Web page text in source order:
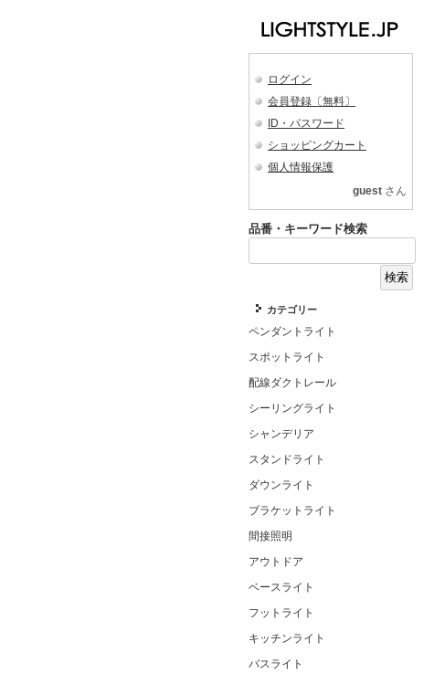
ログイン
会員登録〔無料〕
ID・パスワード
ショッピングカート
個人情報保護
guest さん
品番・キーワード検索
カテゴリー
ペンダントライト
スポットライト
配線ダクトレール
シーリングライト
シャンデリア
スタンドライト
ダウンライト
ブラケットライト
間接照明
アウトドア
ベースライト
フットライト
キッチンライト
バスライト